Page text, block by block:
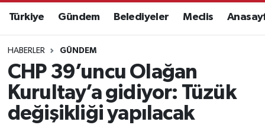
Türkiye Gündem Belediyeler Meclis
HABERLER GÜNDEM
CHP 39’uncu Olağan
Kurultay’a gidiyor: Tüzük
değişikliği yapılacak
Süper Lig Puan Durumu ve Fikstür
Tüm Manşetler
Son Dakika Haberleri
Haber Arşivi